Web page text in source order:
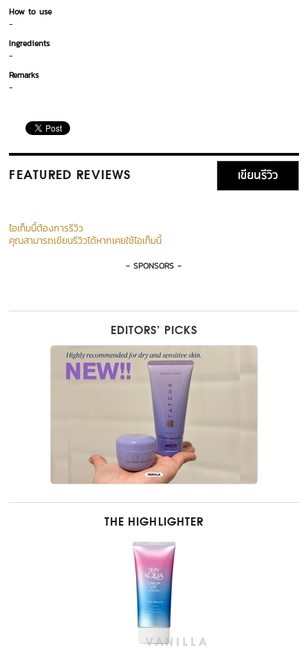
How to use
-
Ingredients
-
Remarks
-
FEATURED REVIEWS เขียนรีวิว
ไอเท็มนี้ต้องการรีวิว
คุณสามารถเขียนรีวิวได้หากเคยใช้ไอเท็มนี้
- SPONSORS -
EDITORS’ PICKS
THE HIGHLIGHTER